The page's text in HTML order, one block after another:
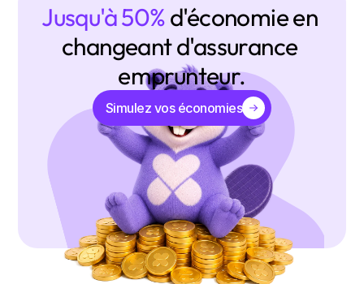
Jusqu'à 50% d'économie en
changeant d'assurance
emprunteur.
Simulez vos économies